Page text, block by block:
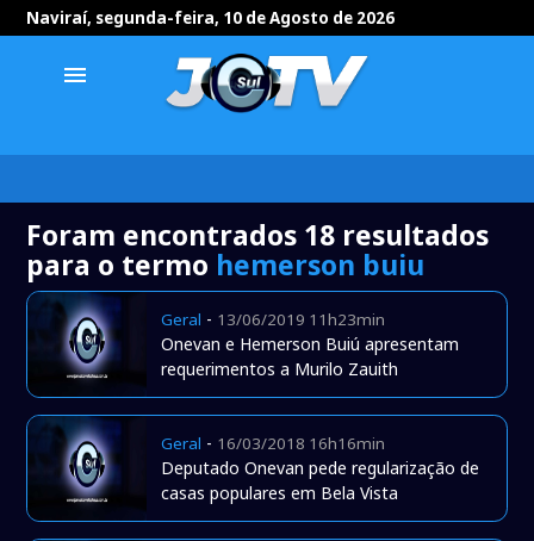
Naviraí, segunda-feira, 10 de Agosto de 2026
menu
Foram encontrados 18 resultados
para o termo hemerson buiu
Geral - 13/06/2019 11h23min
Onevan e Hemerson Buiú apresentam
requerimentos a Murilo Zauith
Geral - 16/03/2018 16h16min
Deputado Onevan pede regularização de
casas populares em Bela Vista